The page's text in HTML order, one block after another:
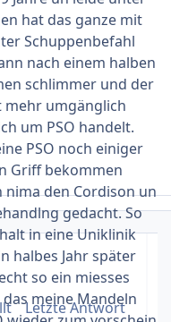
hat das ganze mit
Schuppenbefahl
nach einem halben
schlimmer und der
mehr umgänglich
um PSO handelt.
PSO noch einiger
Griff bekommen
den Cordison un
gedacht. So
in eine Uniklinik
halbes Jahr später
so ein miesses
meine Mandeln
Letzte Antwort